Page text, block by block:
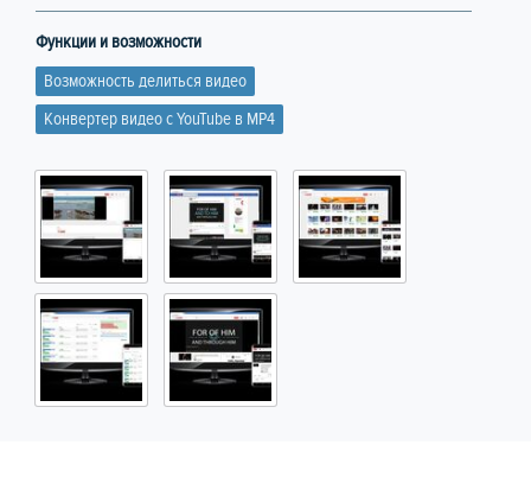
Функции и возможности
Возможность делиться видео
Конвертер видео с YouTube в MP4